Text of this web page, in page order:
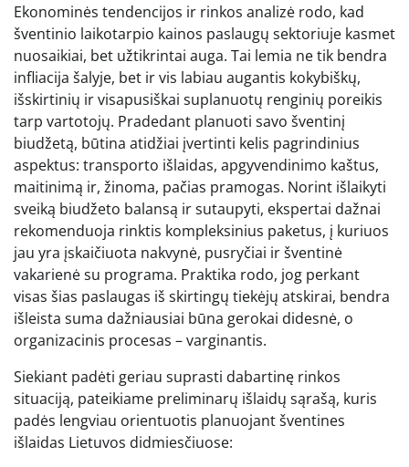
Ekonominės tendencijos ir rinkos analizė rodo, kad
šventinio laikotarpio kainos paslaugų sektoriuje kasmet
nuosaikiai, bet užtikrintai auga. Tai lemia ne tik bendra
infliacija šalyje, bet ir vis labiau augantis kokybiškų,
išskirtinių ir visapusiškai suplanuotų renginių poreikis
tarp vartotojų. Pradedant planuoti savo šventinį
biudžetą, būtina atidžiai įvertinti kelis pagrindinius
aspektus: transporto išlaidas, apgyvendinimo kaštus,
maitinimą ir, žinoma, pačias pramogas. Norint išlaikyti
sveiką biudžeto balansą ir sutaupyti, ekspertai dažnai
rekomenduoja rinktis kompleksinius paketus, į kuriuos
jau yra įskaičiuota nakvynė, pusryčiai ir šventinė
vakarienė su programa. Praktika rodo, jog perkant
visas šias paslaugas iš skirtingų tiekėjų atskirai, bendra
išleista suma dažniausiai būna gerokai didesnė, o
organizacinis procesas – varginantis.
Siekiant padėti geriau suprasti dabartinę rinkos
situaciją, pateikiame preliminarų išlaidų sąrašą, kuris
padės lengviau orientuotis planuojant šventines
išlaidas Lietuvos didmiesčiuose: